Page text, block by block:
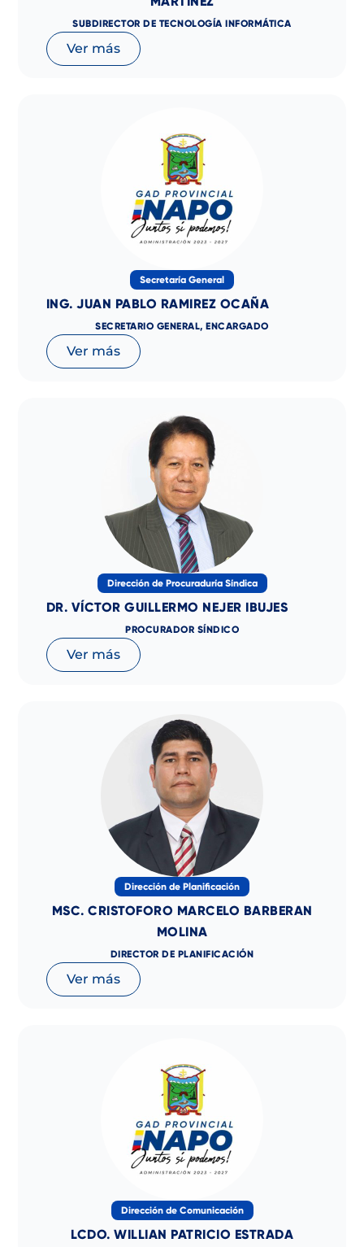
SUBDIRECTOR DE TECNOLOGÍA INFORMÁTICA
Ver más
Secretaría General
ING. JUAN PABLO RAMIREZ OCAÑA
SECRETARIO GENERAL, ENCARGADO
Ver más
Dirección de Procuraduría Síndica
DR. VÍCTOR GUILLERMO NEJER IBUJES
PROCURADOR SÍNDICO
Ver más
Dirección de Planificación
MSC. CRISTOFORO MARCELO BARBERAN
MOLINA
DIRECTOR DE PLANIFICACIÓN
Ver más
Dirección de Comunicación
LCDO. WILLIAN PATRICIO ESTRADA